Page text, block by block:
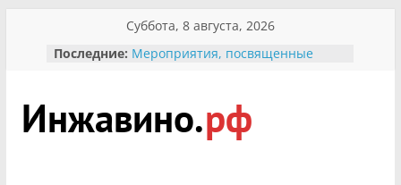
содержимому
Суббота, 8 августа, 2026
Последние: Мероприятия, посвященные
гражданин Инжавинского округа»
участнице Великой
Отечественной, фронтовичке
Инжавино.рф